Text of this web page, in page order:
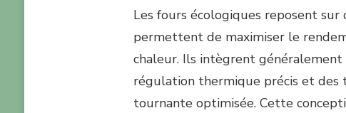
Les fours écologiques reposent
permettent de maximiser le
chaleur. Ils intègrent
régulation thermique précis et des
tournante optimisée. Cette